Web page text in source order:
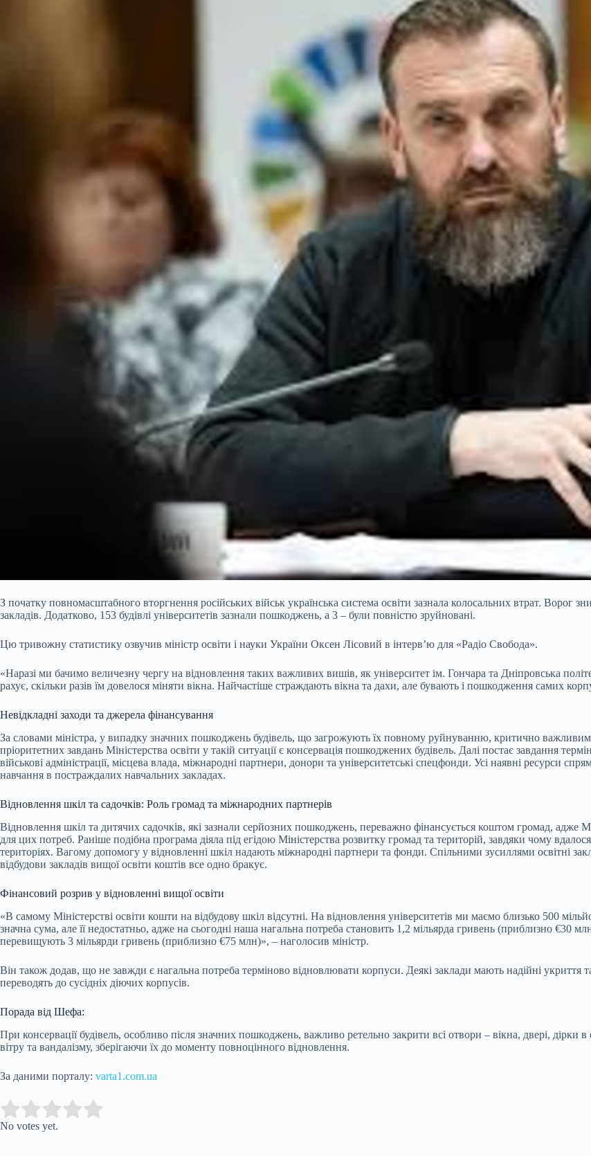
З початку повномасштабного вторгнення російських військ українська система освіти зазнала колосальних втрат.
закладів. Додатково, 153 будівлі університетів зазнали пошкоджень, а 3 – були повністю зруйновані.
Цю тривожну статистику озвучив міністр освіти і науки України Оксен Лісовий в інтерв’ю для «Радіо Свобода».
«Наразі ми бачимо величезну чергу на відновлення таких важливих вишів, як університет ім. Гончара та Дніпровська
рахує, скільки разів їм довелося міняти вікна. Найчастіше страждають вікна та дахи, але бувають і пошкодження самих
Невідкладні заходи та джерела фінансування
За словами міністра, у випадку значних пошкоджень будівель, що загрожують їх повному руйнуванню, критично
пріоритетних завдань Міністерства освіти у такій ситуації є консервація пошкоджених будівель. Далі постає завдання
військові адміністрації, місцева влада, міжнародні партнери, донори та університетські спецфонди. Усі наявні ресурси
навчання в постраждалих навчальних закладах.
Відновлення шкіл та садочків: Роль громад та міжнародних партнерів
Відновлення шкіл та дитячих садочків, які зазнали серйозних пошкоджень, переважно фінансується коштом громад, адже
для цих потреб. Раніше подібна програма діяла під егідою Міністерства розвитку громад та територій, завдяки чому
територіях. Вагому допомогу у відновленні шкіл надають міжнародні партнери та фонди. Спільними зусиллями освітні
відбудови закладів вищої освіти коштів все одно бракує.
Фінансовий розрив у відновленні вищої освіти
«В самому Міністерстві освіти кошти на відбудову шкіл відсутні. На відновлення університетів ми маємо близько 500
значна сума, але її недостатньо, адже на сьогодні наша нагальна потреба становить 1,2 мільярда гривень (приблизно €30
перевищують 3 мільярди гривень (приблизно €75 млн)», – наголосив міністр.
Він також додав, що не завжди є нагальна потреба терміново відновлювати корпуси. Деякі заклади мають надійні укриття
переводять до сусідніх діючих корпусів.
Порада від Шефа:
При консервації будівель, особливо після значних пошкоджень, важливо ретельно закрити всі отвори – вікна, двері,
вітру та вандалізму, зберігаючи їх до моменту повноцінного відновлення.
За даними порталу: varta1.com.ua
Rate this item:
No votes yet.